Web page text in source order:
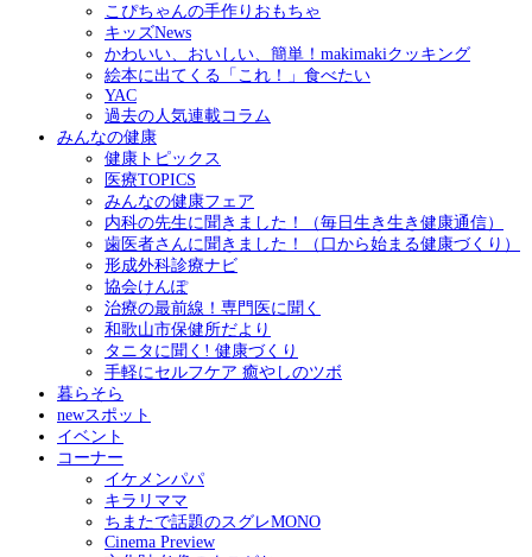
こぴちゃんの手作りおもちゃ
キッズNews
かわいい、おいしい、簡単！makimakiクッキング
絵本に出てくる「これ！」食べたい
YAC
過去の人気連載コラム
みんなの健康
健康トピックス
医療TOPICS
みんなの健康フェア
内科の先生に聞きました！（毎日生き生き健康通信）
歯医者さんに聞きました！（口から始まる健康づくり）
形成外科診療ナビ
協会けんぽ
治療の最前線！専門医に聞く
和歌山市保健所だより
タニタに聞く! 健康づくり
手軽にセルフケア 癒やしのツボ
暮らそら
newスポット
イベント
コーナー
イケメンパパ
キラリママ
ちまたで話題のスグレMONO
Cinema Preview